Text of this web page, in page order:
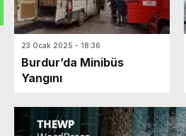
23 Ocak 2025 - 18:36
Burdur’da Minibüs
Yangını